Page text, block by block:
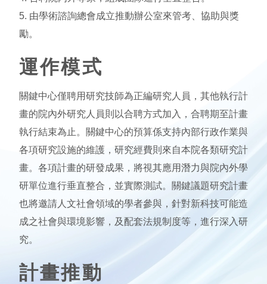
5. 由學術諮詢總會成立推動辦公室來管考、協助與獎
勵。
運作模式
關鍵中心僅聘用研究技師為正編研究人員，其他執行計
畫的院內外研究人員則以合聘方式加入，合聘期至計畫
執行結束為止。關鍵中心的預算係支持內部行政作業與
各項研究設施的維護，研究經費則來自本院各類研究計
畫。各項計畫的研發成果，將視其應用潛力與院內外學
研單位進行垂直整合，並實際測試。關鍵議題研究計畫
也將邀請人文社會領域的學者參與，針對新科技可能造
成之社會與環境影響，及配套法規制度等，進行深入研
究。
計畫推動